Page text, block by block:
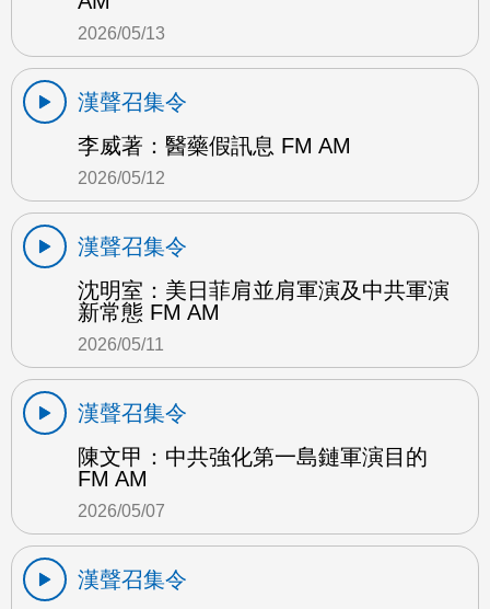
2026/05/13
漢聲召集令
李威著：醫藥假訊息 FM AM
2026/05/12
漢聲召集令
沈明室：美日菲肩並肩軍演及中共軍演
新常態 FM AM
2026/05/11
漢聲召集令
陳文甲：中共強化第一島鏈軍演目的
FM AM
2026/05/07
漢聲召集令